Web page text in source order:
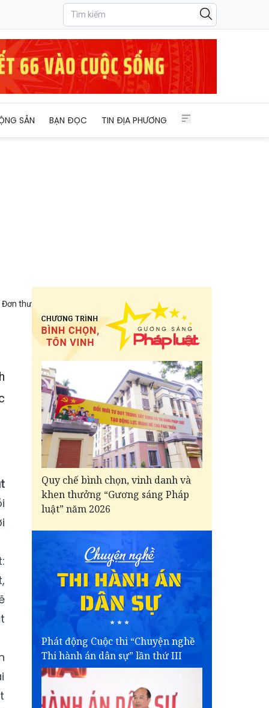
SẢN BẠN ĐỌC TIN ĐỊA PHƯƠNG
Đơn thư
Quy chế bình chọn, vinh danh và
khen thưởng “Gương sáng Pháp
luật” năm 2026
Phát động Cuộc thi “Chuyện nghề
Thi hành án dân sự” lần thứ III